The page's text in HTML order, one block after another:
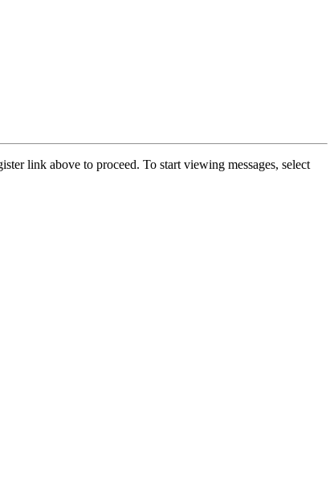
link above to proceed. To start viewing messages, select